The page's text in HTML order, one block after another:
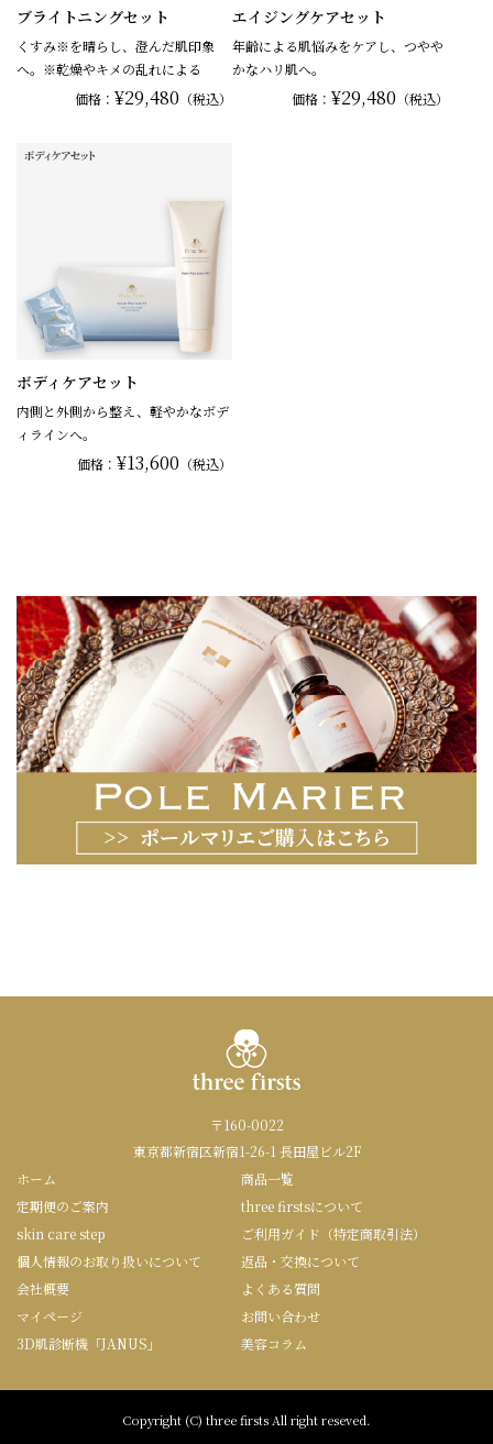
ブライトニングセット
くすみ※を晴らし、澄んだ肌印象
へ。※乾燥やキメの乱れによる
価格：¥29,480 （税込）
エイジングケアセット
年齢による肌悩みをケアし、つやや
かなハリ肌へ。
価格： ¥29,480 （税込）
ボディケアセット
内側と外側から整え、軽やかなボデ
ィラインへ。
価格：¥13,600 （税込）
〒160-0022
東京都新宿区新宿1-26-1 長田屋ビル2F
ホーム
商品一覧
定期便のご案内
three firstsについて
skin care step
ご利用ガイド（特定商取引法）
個人情報のお取り扱いについて
返品・交換について
会社概要
よくある質問
マイページ
お問い合わせ
3D肌診断機「JANUS」
美容コラム
Copyright (C) three firsts All right reseved.